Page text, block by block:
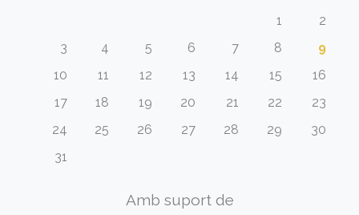
1
2
3
4 5 6 7 8
9
10
11 12 13 14 15
16
17
18 19 20 21 22
23
24
25 26 27 28 29
30
31
Amb suport de